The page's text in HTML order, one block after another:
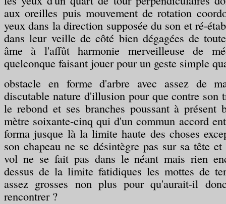
aux oreilles puis mouvement de rotation
yeux dans la direction supposée du son et ré-
dans leur veille de côté bien dégagées de
âme à l'affût harmonie merveilleuse de
quelconque faisant jouer pour un geste simple
obstacle en forme d'arbre avec assez de
discutable nature d'illusion pour que contre son
le rebond et ses branches poussant à présent
mètre soixante-cinq qui d'un commun accord
forma jusque là la limite haute des choses
son chapeau ne se désintègre pas sur sa tête
vol ne se fait pas dans le néant mais rien
dessus de la limite fatidiques les mottes de
assez grosses non plus pour qu'aurait-il
rencontrer ?